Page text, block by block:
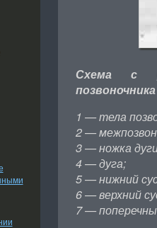
Схема с
1 — тела
2 —
3 — ножка
4 — дуга;
5 — нижний
6 — верхний
7 —